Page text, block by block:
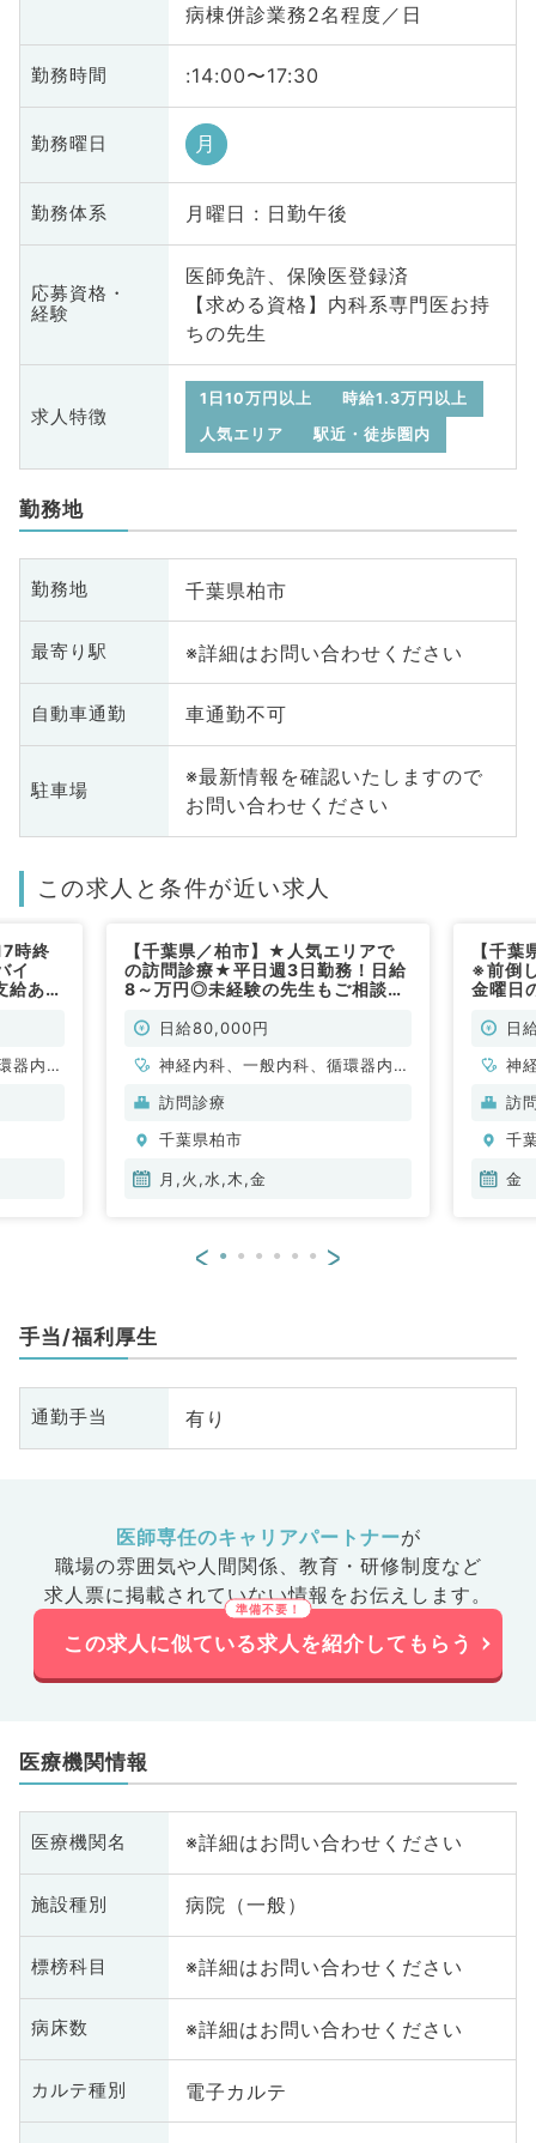
病棟併診業務2名程度／日
勤務時間 :14:00〜17:30
勤務曜日 月
勤務体系 月曜日 : 日勤午後
応募資格・
経験
医師免許、保険医登録済
【求める資格】内科系専門医お持
ちの先生
求人特徴
1日10万円以上
時給1.3万円以上
人気エリア
駅近・徒歩圏内
勤務地
勤務地 千葉県柏市
最寄り駅 ※詳細はお問い合わせください
自動車通勤 車通勤不可
駐車場
※最新情報を確認いたしますので
お問い合わせください
この求人と条件が近い求人
時終
イ
あり
器内
【千葉県／柏市】★人気エリアで
の訪問診療★平日週3日勤務！日給
8～万円◎未経験の先生もご相談可
日給80,000円
神経内科、一般内科、循環器内
科、呼吸器内科、消化器内科、内
内科、血液内科、膠原病科
訪問診療
千葉県柏市
月,火,水,木,金
【千
※前倒
金曜日
クシ日
神
科
臓
科
訪
千
金
< >
手当/福利厚生
通勤手当 有り
医師専任のキャリアパートナーが
職場の雰囲気や人間関係、 教育・研修制度など
求人票に掲載されていない情報をお伝えします。
この求人に似ている求人を紹介してもらう
医療機関情報
医療機関名 ※詳細はお問い合わせください
施設種別 病院（一般）
標榜科目 ※詳細はお問い合わせください
病床数 ※詳細はお問い合わせください
カルテ種別 電子カルテ